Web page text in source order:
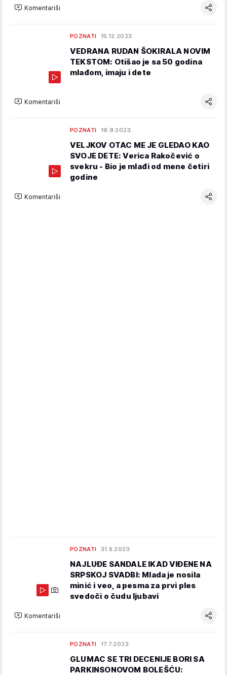
Komentariši
POZNATI 15.12.2023.
VEDRANA RUDAN ŠOKIRALA NOVIM
TEKSTOM: Otišao je sa 50 godina
mlađom, imaju i dete
Komentariši
POZNATI 19.9.2023.
VELJKOV OTAC ME JE GLEDAO KAO
SVOJE DETE: Verica Rakočević o
svekru - Bio je mlađi od mene četiri
godine
Komentariši
POZNATI 31.8.2023.
NAJLUĐE SANDALE IKAD VIĐENE NA
SRPSKOJ SVADBI: Mlada je nosila
minić i veo, a pesma za prvi ples
svedoči o čudu ljubavi
Komentariši
POZNATI 17.7.2023.
GLUMAC SE TRI DECENIJE BORI SA
PARKINSONOVOM BOLEŠĆU: